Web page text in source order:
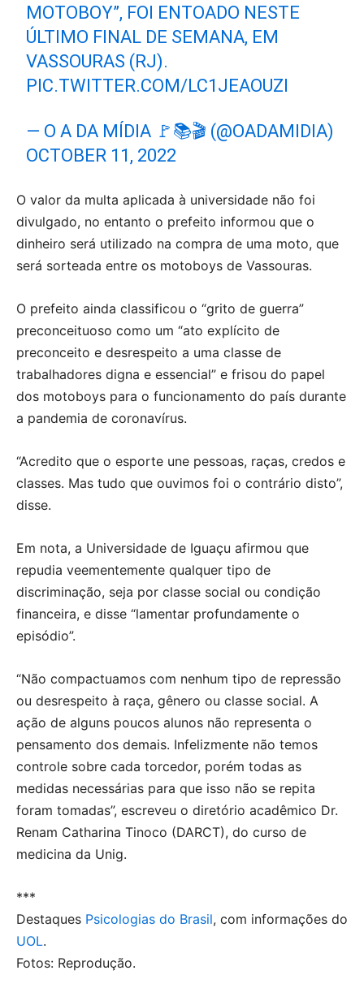
MOTOBOY”, FOI ENTOADO NESTE
ÚLTIMO FINAL DE SEMANA, EM
VASSOURAS (RJ).
PIC.TWITTER.COM/LC1JEAOUZI
— O A DA MÍDIA 🚩📚🎬 (@OADAMIDIA)
OCTOBER 11, 2022
O valor da multa aplicada à universidade não foi
divulgado, no entanto o prefeito informou que o
dinheiro será utilizado na compra de uma moto, que
será sorteada entre os motoboys de Vassouras.
O prefeito ainda classificou o “grito de guerra”
preconceituoso como um “ato explícito de
preconceito e desrespeito a uma classe de
trabalhadores digna e essencial” e frisou do papel
dos motoboys para o funcionamento do país durante
a pandemia de coronavírus.
“Acredito que o esporte une pessoas, raças, credos e
classes. Mas tudo que ouvimos foi o contrário disto”,
disse.
Em nota, a Universidade de Iguaçu afirmou que
repudia veementemente qualquer tipo de
discriminação, seja por classe social ou condição
financeira, e disse “lamentar profundamente o
episódio”.
“Não compactuamos com nenhum tipo de repressão
ou desrespeito à raça, gênero ou classe social. A
ação de alguns poucos alunos não representa o
pensamento dos demais. Infelizmente não temos
controle sobre cada torcedor, porém todas as
medidas necessárias para que isso não se repita
foram tomadas”, escreveu o diretório acadêmico Dr.
Renam Catharina Tinoco (DARCT), do curso de
medicina da Unig.
***
Destaques Psicologias do Brasil, com informações do
UOL.
Fotos: Reprodução.